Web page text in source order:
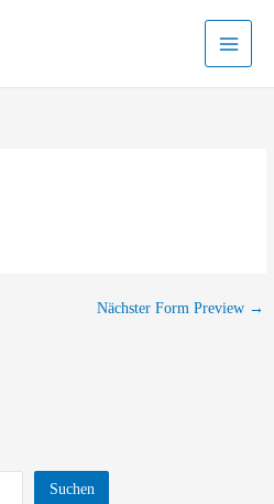
Nächster Form Preview →
Suchen